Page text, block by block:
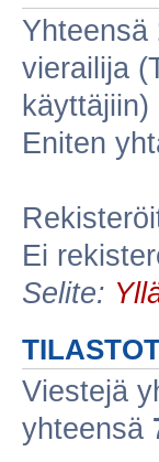
Yhteensä
vierailija
käyttäjiin)
Eniten
Ei
Selite:
Viestejä
yhteensä